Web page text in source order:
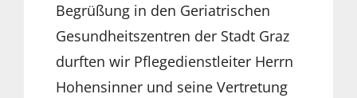
Begrüßung in den Geriatrischen
Gesundheitszentren der Stadt Graz
durften wir Pflegedienstleiter Herrn
Hohensinner und seine Vertretung